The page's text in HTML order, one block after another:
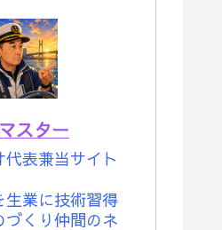
スター
表兼当サイト
生業に技術習得
づくり仲間のネ